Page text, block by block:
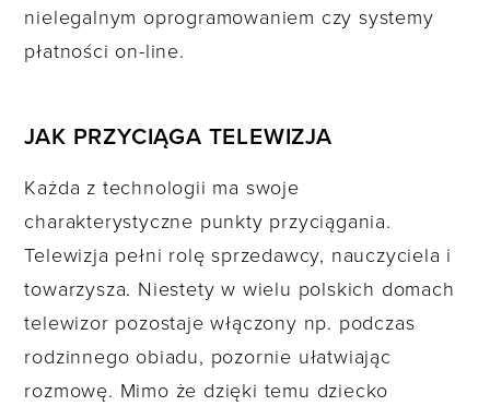
nielegalnym oprogramowaniem czy systemy
płatności on-line.
JAK PRZYCIĄGA TELEWIZJA
Każda z technologii ma swoje
charakterystyczne punkty przyciągania.
Telewizja pełni rolę sprzedawcy, nauczyciela i
towarzysza. Niestety w wielu polskich domach
telewizor pozostaje włączony np. podczas
rodzinnego obiadu, pozornie ułatwiając
rozmowę. Mimo że dzięki temu dziecko